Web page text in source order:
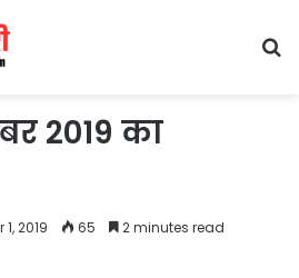
2019 का
2019 65 2 minutes read